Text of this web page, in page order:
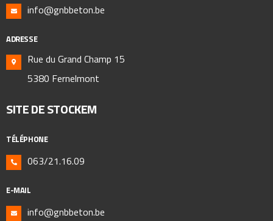
info@gnbbeton.be
ADRESSE
Rue du Grand Champ 15
5380 Fernelmont
SITE DE STOCKEM
TÉLÉPHONE
063/21.16.09
E-MAIL
info@gnbbeton.be